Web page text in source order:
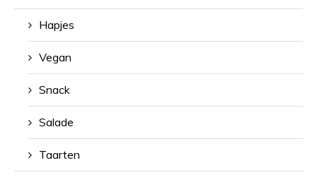
Hapjes
Vegan
Snack
Salade
Taarten